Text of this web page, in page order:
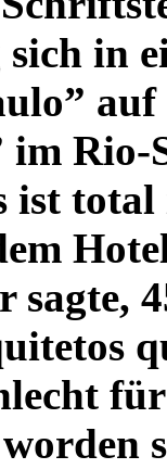
sich in
im
ist
sagte,